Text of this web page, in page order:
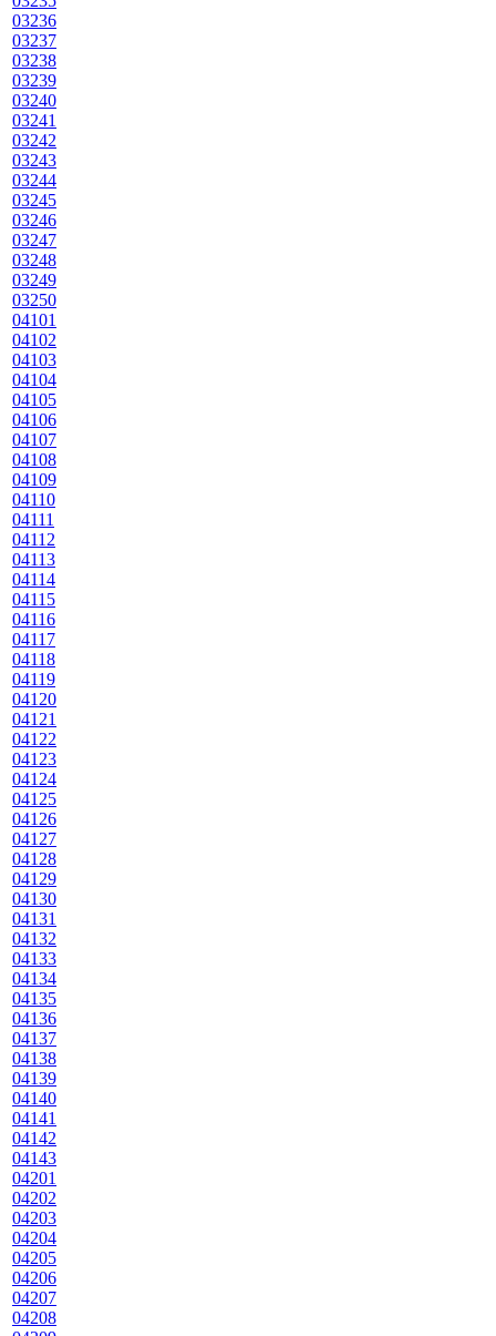
03236
03237
03238
03239
03240
03241
03242
03243
03244
03245
03246
03247
03248
03249
03250
04101
04102
04103
04104
04105
04106
04107
04108
04109
04110
04111
04112
04113
04114
04115
04116
04117
04118
04119
04120
04121
04122
04123
04124
04125
04126
04127
04128
04129
04130
04131
04132
04133
04134
04135
04136
04137
04138
04139
04140
04141
04142
04143
04201
04202
04203
04204
04205
04206
04207
04208